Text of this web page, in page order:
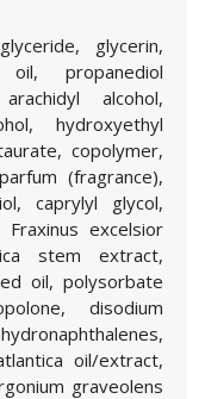
glycerin,
propanediol
alcohol,
hydroxyethyl
copolymer,
(fragrance),
caprylyl glycol,
excelsior
stem extract,
oil, polysorbate
disodium
oil/extract,
graveolens